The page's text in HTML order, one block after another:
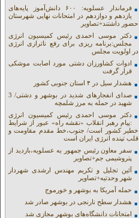
فرماندار عسلویه: ۶۰۰ دانش‌آموز پایه‌های
یازدهم و دوازدهم در امتحانات نهایی شهرستان
حضور داشتند+تصاویر
دکتر موسی احمدی رئیس کمیسیون انرژی
مجلس:برنامه ریزی برای رفع ناترازی انرژی
در اولویت مجلس
ادوات کشاورزان دشتی مورد اصابت موشکی
قرار گرفت
هشدار سیل در ۴ استان جنوبی کشور
صدای انفجارهای شدید در بوشهر و دشتی/ 3
شهید در حمله به مرز شلمچه
دکتر موسی احمدی رئیس کمیسیون انرژی
:پیام رهبر انقلاب «نقشه راه» عبور از شرایط
خطیر کشور است/ جنوب،خط مقدم مقاومت و
قلب تپنده انرژی ایران است
سفر معاون رئیس جمهور به عسلویه،بازدید از
پتروشیمی جم+تصاویر
آئین تجلیل و تکریم مهندس ارشدی شهردار
شهر وحدتیه+تصاویر
حمله آمریکا به بوشهر و خورموج
هشدار سطح نارنجی در بوشهر صادر شد
امتحانات دانشگاه‌های بوشهر مجازی شد